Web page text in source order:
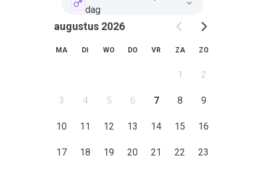
dag
augustus 2026
MA DI WO DO VR ZA ZO
1 2
3 4 5 6 7 8 9
10 11 12 13 14 15 16
17 18 19 20 21 22 23